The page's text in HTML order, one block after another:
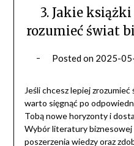
3. Jakie
rozumieć świat
Posted on 2025-
Jeśli chcesz lepiej
warto sięgnąć po
Tobą nowe horyzonty i
Wybór literatury biznesowej
poszerzenia wiedzy oraz